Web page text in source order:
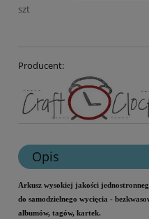
szt
Producent:
Opis
Arkusz wysokiej jakości
do samodzielnego wycięcia -
albumów, tagów, kartek.